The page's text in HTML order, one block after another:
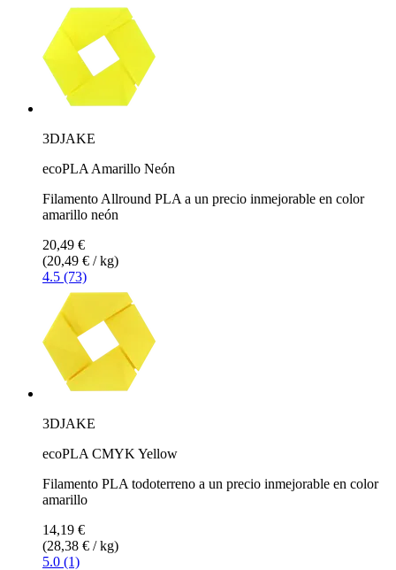
3DJAKE
ecoPLA Amarillo Neón
Filamento Allround PLA a un precio inmejorable en color
amarillo neón
20,49 €
(20,49 € / kg)
4.5 (73)
3DJAKE
ecoPLA CMYK Yellow
Filamento PLA todoterreno a un precio inmejorable en color
amarillo
14,19 €
(28,38 € / kg)
5.0 (1)